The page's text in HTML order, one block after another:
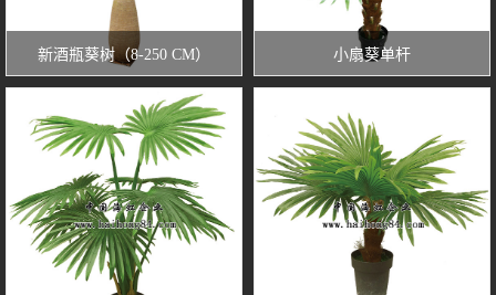
新酒瓶葵树（8-250 CM） 小扇葵单杆